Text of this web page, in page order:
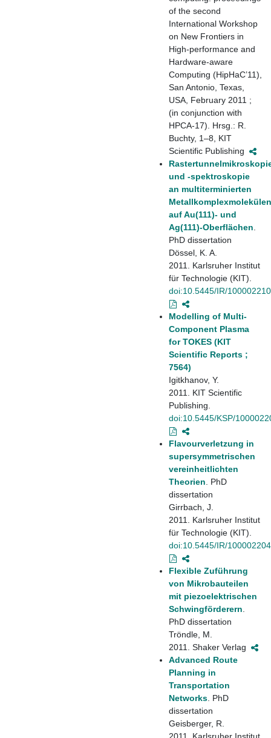
of the second
International Workshop
on New Frontiers in
High-performance and
Hardware-aware
Computing (HipHaC’11),
San Antonio, Texas,
USA, February 2011 ;
(in conjunction with
HPCA-17). Hrsg.: R.
Buchty, 1–8, KIT
Scientific Publishing
und -spektroskopie
an multiterminierten
Metallkomplexmolekülen
auf Au(111)- und
Ag(111)-Oberflächen
PhD dissertation
Dössel, K. A.
2011. Karlsruher Institut
für Technologie (KIT).
doi:10.5445/IR/
Modelling of Multi-
Component Plasma
for TOKES (KIT
Scientific Reports ;
7564)
Igitkhanov, Y.
2011. KIT Scientific
Publishing.
doi:10.5445/KSP/
Flavourverletzung in
supersymmetrischen
vereinheitlichten
Theorien . PhD
dissertation
Girrbach, J.
2011. Karlsruher Institut
für Technologie (KIT).
doi:10.5445/IR/
Flexible Zuführung
von Mikrobauteilen
mit piezoelektrischen
Schwingförderern
PhD dissertation
Tröndle, M.
2011. Shaker Verlag
Advanced Route
Planning in
Transportation
Networks . PhD
dissertation
Geisberger, R.
2011. Karlsruher Institut